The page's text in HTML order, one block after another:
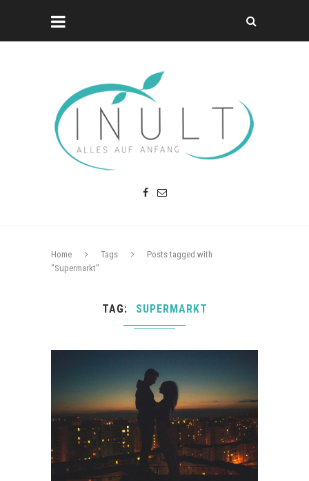
Home Tags
Posts tagged with
"Supermarkt"
TAG SUPERMARKT